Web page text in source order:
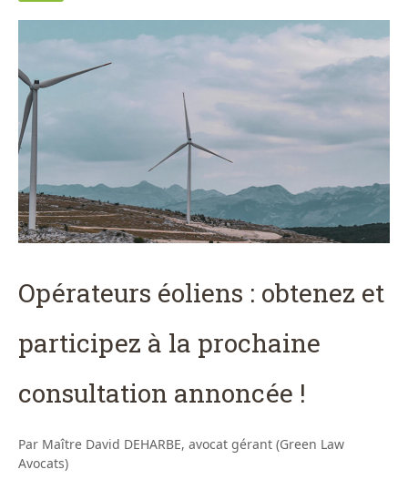
Opérateurs éoliens : obtenez et
participez à la prochaine
consultation annoncée !
Par Maître David DEHARBE, avocat gérant (Green Law
Avocats)